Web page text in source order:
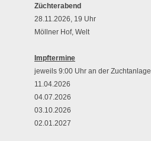
Züchterabend
28.11.2026, 19 Uhr
Möllner Hof, Welt
Impftermine
jeweils 9:00 Uhr an der Zuchtanlage
11.04.2026
04.07.2026
03.10.2026
02.01.2027